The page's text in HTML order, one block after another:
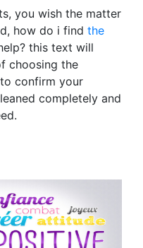
you wish the matter
how do i find the
this text will
choosing the
confirm your
completely and